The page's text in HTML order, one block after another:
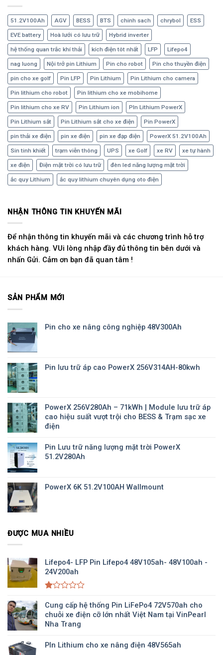
51.2V100Ah AGV BESS BTS chinh sach chrybol ESS
EVE battery Hoà lưới có lưu trữ Hybrid inverter
hệ thống quan trắc khí thải kích điện tôt nhất LFP Lifepo4
nag luong Nội trở pin Lithium Pin cho robot Pin cho thuyền điện
pin cho xe golf Pin LFP Pin Lithium Pin Lithium cho camera
Pin lithium cho robot Pin lithium cho xe mobihome
Pin lithium cho xe RV Pin Lithium ion PIn Lithium PowerX
Pin Lithium sắt Pin Lithium sắt cho xe điện Pin PowerX
pin thải xe điện pin xe điện pin xe đạp điện PowerX 51.2V100Ah
Sin tinh khiết trạm viễn thông UPS xe Golf xe RV xe tự hành
xe điện Điện mặt trời có lưu trữ đèn led năng lượng mặt trời
ắc quy Lithium ắc quy lithium chuyên dụng oto điện
NHẬN THÔNG TIN KHUYẾN MÃI
Để nhận thông tin khuyến mãi và các chương trình hỗ trợ
khách hàng. VUi lòng nhập đầy đủ thông tin bên dưới và
nhấn Gửi. Cảm ơn bạn đã quan tâm !
SẢN PHẨM MỚI
Pin cho xe nâng công nghiệp 48V300Ah
Pin lưu trữ áp cao PowerX 256V314AH-80kwh
PowerX 256V280Ah – 71kWh | Module lưu trữ áp
cao hiệu suất vượt trội cho BESS & Trạm sạc xe
điện
Pin Lưu trữ năng lượng mặt trời PowerX
51.2V280Ah
PowerX 6K 51.2V100AH Wallmount
ĐƯỢC MUA NHIỀU
Lifepo4- LFP Pin Lifepo4 48V105ah- 48V100ah -
24V200ah
xếp
hạng
1.00
5
Cung cấp hệ thống Pin LiFePo4 72V570ah cho
chuỗi xe điện cỡ lớn nhất Việt Nam tại VinPearl
Nha Trang
PIn Lithium cho xe nâng điện 48V565ah